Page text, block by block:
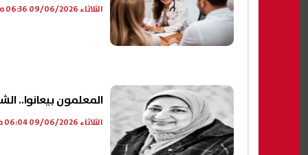
الثلاثاء 09/06/2026 06:36 م
المعلمون بيعانوا..
الثلاثاء 09/06/2026 06:04 م